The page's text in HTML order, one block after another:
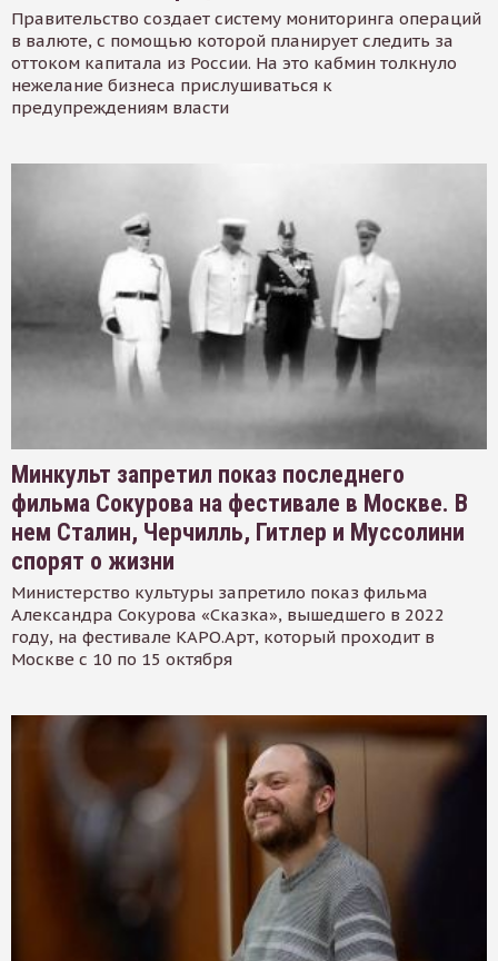
Правительство создает систему мониторинга операций
в валюте, с помощью которой планирует следить за
оттоком капитала из России. На это кабмин толкнуло
нежелание бизнеса прислушиваться к
предупреждениям власти
Минкульт запретил показ последнего
фильма Сокурова на фестивале в Москве. В
нем Сталин, Черчилль, Гитлер и Муссолини
спорят о жизни
Министерство культуры запретило показ фильма
Александра Сокурова «Сказка», вышедшего в 2022
году, на фестивале КАРО.Арт, который проходит в
Москве с 10 по 15 октября